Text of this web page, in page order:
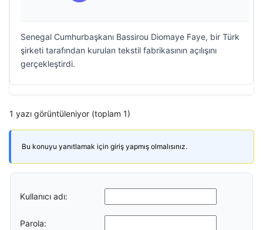
Senegal Cumhurbaşkanı Bassirou Diomaye Faye, bir Türk
şirketi tarafından kurulan tekstil fabrikasının açılışını
gerçekleştirdi.
1 yazı görüntüleniyor (toplam 1)
Bu konuyu yanıtlamak için giriş yapmış olmalısınız.
Kullanıcı adı:
Parola: